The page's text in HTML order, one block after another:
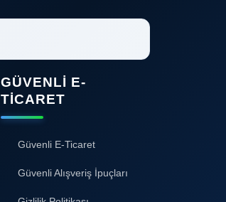
GÜVENLI E-
TICARET
Güvenli E-Ticaret
Güvenli Alışveriş İpuçları